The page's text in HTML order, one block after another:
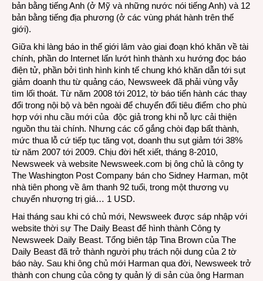
bản bằng tiếng Anh (ở Mỹ và những nước nói tiếng Anh) và 12
bản bằng tiếng địa phương (ở các vùng phát hành trên thế
giới).
Giữa khi làng báo in thế giới lâm vào giai đoạn khó khăn về tài
chính, phần do Internet lấn lướt hình thành xu hướng đọc báo
điện tử, phần bởi tình hình kinh tế chung khó khăn dẫn tới sụt
giảm doanh thu từ quảng cáo, Newsweek đã phải vùng vẫy
tìm lối thoát. Từ năm 2008 tới 2012, tờ báo tiến hành các thay
đổi trong nội bộ và bên ngoài để chuyển đổi tiêu điểm cho phù
hợp với nhu cầu mới của độc giả trong khi nỗ lực cải thiện
nguồn thu tài chính. Nhưng các cố gắng chòi đạp bất thành,
mức thua lỗ cứ tiếp tục tăng vọt, doanh thu sụt giảm tới 38%
từ năm 2007 tới 2009. Chịu đời hết xiết, tháng 8-2010,
Newsweek và website Newsweek.com bị ông chủ là công ty
The Washington Post Company bán cho Sidney Harman, một
nhà tiên phong về âm thanh 92 tuổi, trong một thương vụ
chuyển nhượng trị giá… 1 USD.
Hai tháng sau khi có chủ mới, Newsweek được sáp nhập với
website thời sự The Daily Beast để hình thành Công ty
Newsweek Daily Beast. Tổng biên tập Tina Brown của The
Daily Beast đã trở thành người phụ trách nội dung của 2 tờ
báo này. Sau khi ông chủ mới Harman qua đời, Newsweek trở
thành con chung của công ty quản lý di sản cùa ông Harman